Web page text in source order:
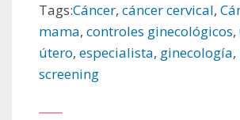
Tags:Cáncer, cáncer cervical,
mama, controles ginecológicos,
útero, especialista, ginecología,
screening